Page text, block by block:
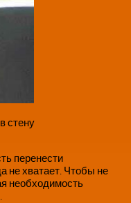
стену
перенести
не хватает. Чтобы не
необходимость